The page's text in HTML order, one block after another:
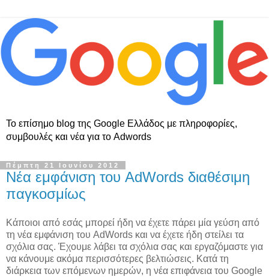
Το επίσημο blog της Google Ελλάδος με πληροφορίες,
συμβουλές και νέα για το Adwords
Πέμπτη 21 Ιουνίου 2012
Νέα εμφάνιση του AdWords διαθέσιμη
παγκοσμίως
Κάποιοι από εσάς μπορεί ήδη να έχετε πάρει μία γεύση από
τη νέα εμφάνιση του AdWords και να έχετε ήδη στείλει τα
σχόλια σας. Έχουμε λάβει τα σχόλια σας και εργαζόμαστε για
να κάνουμε ακόμα περισσότερες βελτιώσεις. Κατά τη
διάρκεια των επόμενων ημερών, η νέα επιφάνεια του Google